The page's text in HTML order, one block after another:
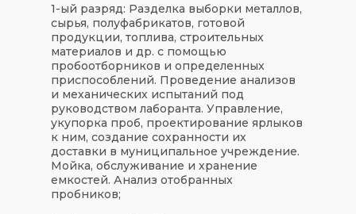
1-ый разряд: Разделка выборки металлов,
сырья, полуфабрикатов, готовой
продукции, топлива, строительных
материалов и др. с помощью
пробоотборников и определенных
приспособлений. Проведение анализов
и механических испытаний под
руководством лаборанта. Управление,
укупорка проб, проектирование ярлыков
к ним, создание сохранности их
доставки в муниципальное учреждение.
Мойка, обслуживание и хранение
емкостей. Анализ отобранных
пробников;